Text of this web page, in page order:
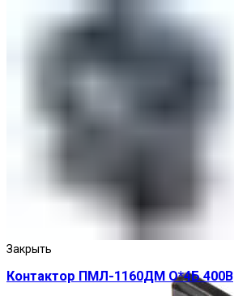
Закрыть
Контактор ПМЛ-1160ДМ О*4Б 400В